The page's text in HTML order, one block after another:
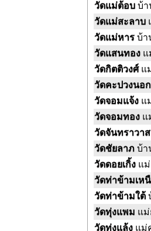
วัดแม่ต้อบบ้า
วัดแม่สะลาบ
วัดแม่หารบ้า
วัดแสนทอง แ
วัดกิตติวงศ์ แ
วัดคะปวงนอก
วัดจอมแจ้ง แ
วัดจอมทอง แ
วัดจันทราวาส
วัดชัยลาภบ้า
วัดดอยเกิ้ง แม่
วัดท่าข้ามเห
วัดท่าข้ามใต้
วัดทุ่งแพม แม่
วัดทุ่งแล้ง แม่